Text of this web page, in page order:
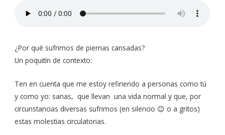
¿Por qué sufrimos de piernas cansadas?
Un poquitín de contexto:
Ten en cuenta que me estoy refiriendo a personas como tú
y como yo: sanas, que llevan una vida normal y que, por
circunstancias diversas sufrimos (en silencio 😉 o a gritos)
estas molestias circulatorias.